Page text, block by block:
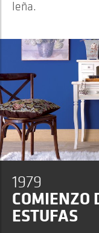
leña.
1979
COMIENZO
ESTUFAS